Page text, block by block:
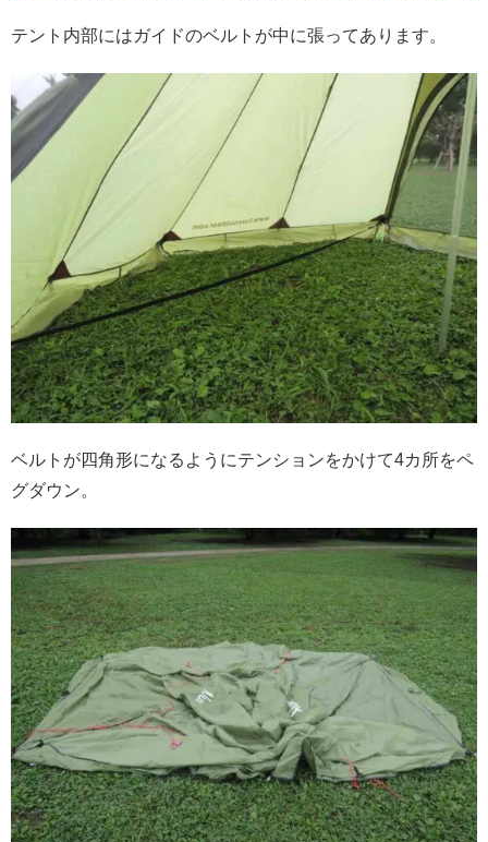
テント内部にはガイドのベルトが中に張ってあります。
ベルトが四角形になるようにテンションをかけて4カ所をペ
グダウン。